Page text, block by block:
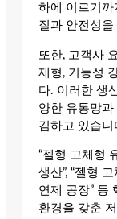
하에 이르기까
질과 안전성을
또한, 고객사
제형, 기능성
다. 이러한 생
양한 유통망
김하고 있습니
“젤형 고체형
생산”, “젤형
연제 공장” 등
환경을 갖춘